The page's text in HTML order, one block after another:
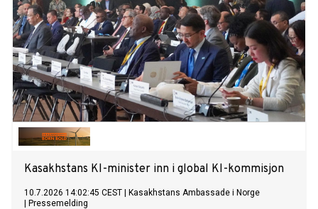
Kasakhstans KI-minister inn i global KI-kommisjon
10.7.2026 14:02:45 CEST
Kasakhstans Ambassade i Norge
Pressemelding